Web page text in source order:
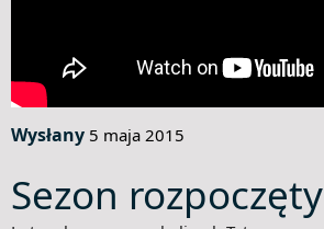
Wysłany 5 maja 2015
Sezon rozpoczęty